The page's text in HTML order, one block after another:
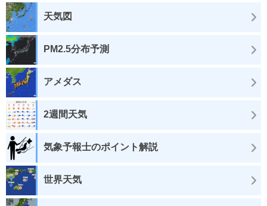
天気図
PM2.5分布予測
アメダス
2週間天気
気象予報士のポイント解説
世界天気